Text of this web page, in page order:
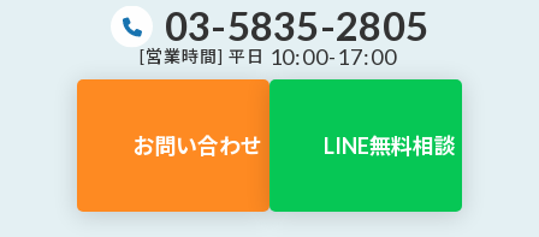
03-5835-2805
[営業時間] 平日 10:00-17:00
お問い合わせ LINE無料相談